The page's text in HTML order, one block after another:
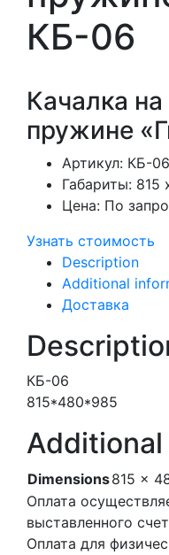
КБ-06
Качалка
пружине
Артикул: КБ-06
Габариты: 815
Цена: По
Узнать стоимость
Description
Additional
Доставка
КБ-06
815*480*985
Dimensions815 ×
Оплата
выставленного
Оплата для